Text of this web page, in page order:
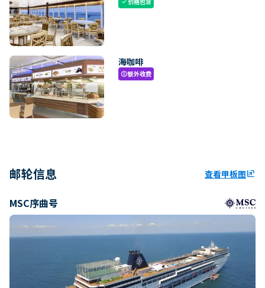
check
海咖啡
paid额外收费
邮轮信息 查看甲板图ungroup
MSC序曲号